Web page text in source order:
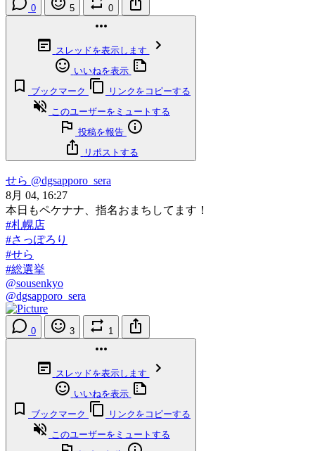
0 5 0
スレッドを表示します
いいねを表示
ブックマーク
リンクをコピーする
このユーザーをミュートする
投稿を報告
リポストする
せら @dgsapporo_sera
8月 04, 16:27
本日もペケナナ、指名おまちしてます！
#札幌店
#さっぽろり
#せら
#総選挙
@sousenkyo
@dgsapporo_sera
0 3 1
スレッドを表示します
いいねを表示
ブックマーク
リンクをコピーする
このユーザーをミュートする